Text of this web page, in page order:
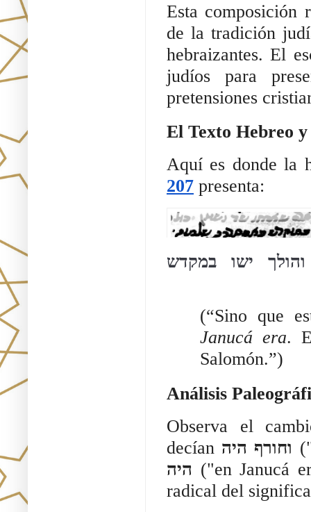
Esta composición
de la tradición
hebraizantes. El
judíos para
pretensiones
El Texto Hebreo
Aquí es donde la
207 presenta:
ישו במקדש
(“Sino que
Janucá era.
Salomón.”)
Análisis
Observa el
decían וחורף היה
היה ("en Janucá
radical del